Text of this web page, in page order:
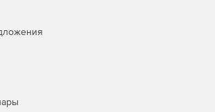
сервера.
по специальному доступу к
правовым и судебно-